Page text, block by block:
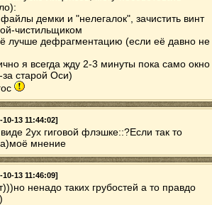
демки и "нелегалок", зачистить винт
чистильщиком
лучше дефрагментацию (если её давно не
я всегда жду 2-3 минуты пока само окно
за старой Оси)
13 11:44:02]
2ух гиговой флэшке::?Если так то
мнение
13 11:46:09]
ненадо таких грубостей а то правдо